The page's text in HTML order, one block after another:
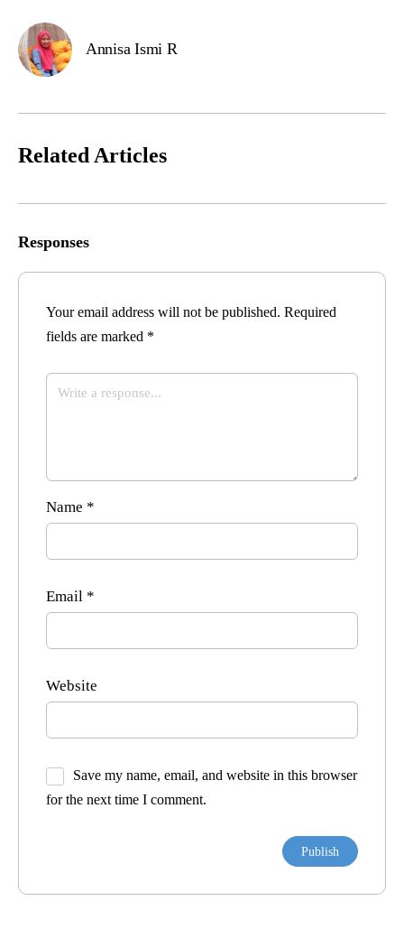
Annisa Ismi R
Related Articles
Responses
Your email address will not be published. Required
fields are marked *
Name *
Email *
Website
Save my name, email, and website in this browser
for the next time I comment.